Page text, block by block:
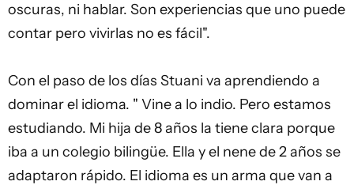
oscuras, ni hablar. Son experiencias que uno puede
contar pero vivirlas no es fácil".
Con el paso de los días Stuani va aprendiendo a
dominar el idioma. " Vine a lo indio. Pero estamos
estudiando. Mi hija de 8 años la tiene clara porque
iba a un colegio bilingüe. Ella y el nene de 2 años se
adaptaron rápido. El idioma es un arma que van a